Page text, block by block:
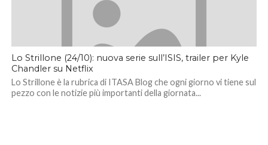
Lo Strillone (24/10): nuova serie sull’ISIS, trailer per Kyle
Chandler su Netflix
Lo Strillone è la rubrica di ITASA Blog che ogni giorno vi tiene sul
pezzo con le notizie più importanti della giornata...